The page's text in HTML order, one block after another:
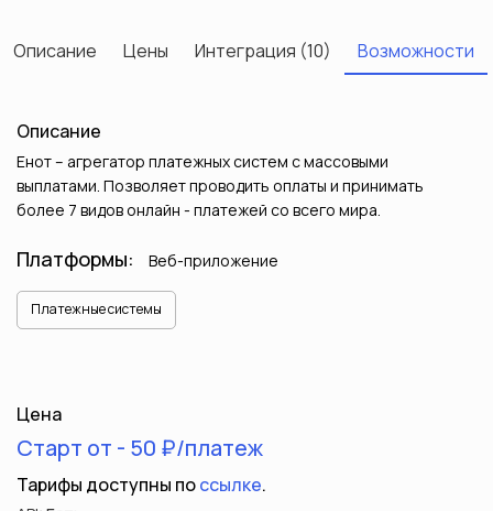
Описание Цены Интеграция (10) Возможности
Описание
Енот – агрегатор платежных систем с массовыми
выплатами. Позволяет проводить оплаты и принимать
более 7 видов онлайн - платежей со всего мира.
Платформы: Веб-приложение
Платежные системы
Цена
Старт от - 50 ₽/платеж
Тарифы доступны поссылке.